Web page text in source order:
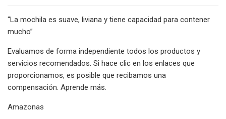
“La mochila es suave, liviana y tiene capacidad para contener
mucho”
Evaluamos de forma independiente todos los productos y
servicios recomendados. Si hace clic en los enlaces que
proporcionamos, es posible que recibamos una
compensación. Aprende más.
Amazonas